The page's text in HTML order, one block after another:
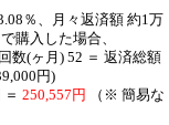
％、月々返済額 約1万
購入した場合、
数(ヶ月) 52 ＝ 返済総額
円)
250,557円
（※ 簡易な